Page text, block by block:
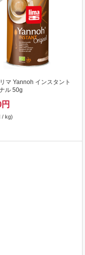
マ Yannoh インスタント
ル 50g
円
/ kg)